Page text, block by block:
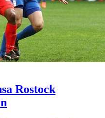
Rostock